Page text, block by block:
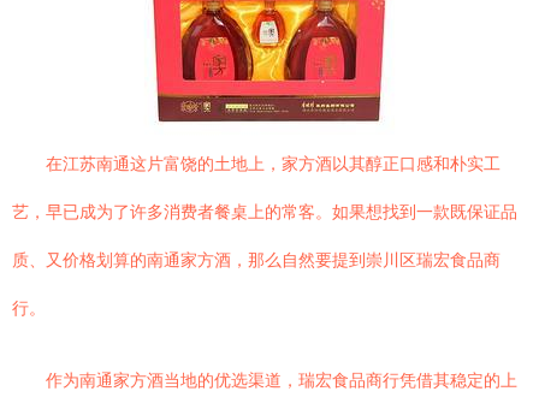
在江苏南通这片富饶的土地上，家方酒以其醇正口感和朴实工
艺，早已成为了许多消费者餐桌上的常客。如果想找到一款既保证品
质、又价格划算的南通家方酒，那么自然要提到崇川区瑞宏食品商
行。
作为南通家方酒当地的优选渠道，瑞宏食品商行凭借其稳定的上